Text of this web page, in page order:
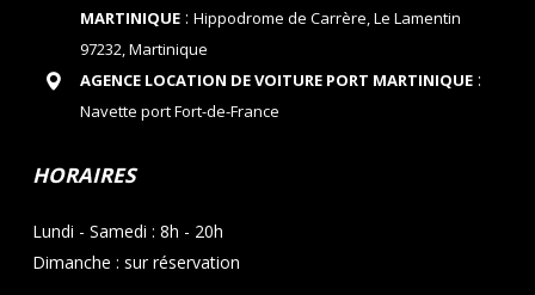
MARTINIQUE: Hippodrome de Carrère, Le Lamentin
97232, Martinique
AGENCE LOCATION DE VOITURE PORT MARTINIQUE:
Navette port Fort-de-France
HORAIRES
Lundi - Samedi : 8h - 20h
Dimanche : sur réservation